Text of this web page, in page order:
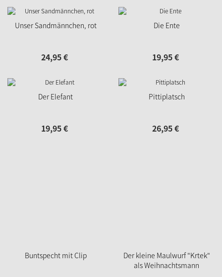
Unser Sandmännchen, rot
24,95€
Die Ente
19,95€
Der Elefant
19,95€
Pittiplatsch
26,95€
Buntspecht mit Clip
Der kleine Maulwurf "Krtek"
als Weihnachtsmann